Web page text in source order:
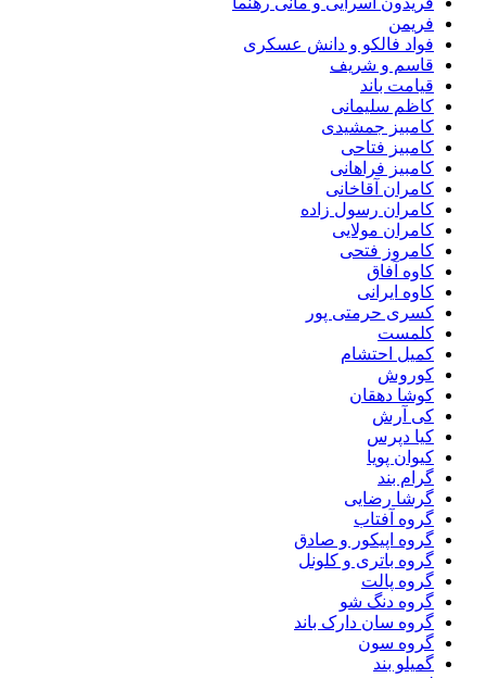
فریمن
فواد فالکو و دانش عسکری
قاسم و شریف
قیامت باند
کاظم سلیمانی
کامبیز جمشیدی
کامبیز فتاحی
کامبیز فراهانی
کامران آقاخانی
کامران رسول زاده
کامران مولایی
کامروز فتحی
کاوه آفاق
کاوه ایرانی
کسری حرمتی پور
کلمست
کمیل احتشام
کوروش
کوشا دهقان
کی آرش
کیا دپرس
کیوان پویا
گرام بند
گرشا رضایی
گروه آفتاب
گروه اپیکور و صادق
گروه باتری و کلونل
گروه پالت
گروه دنگ شو
گروه سان دارک باند
گروه سون
گمیلو بند